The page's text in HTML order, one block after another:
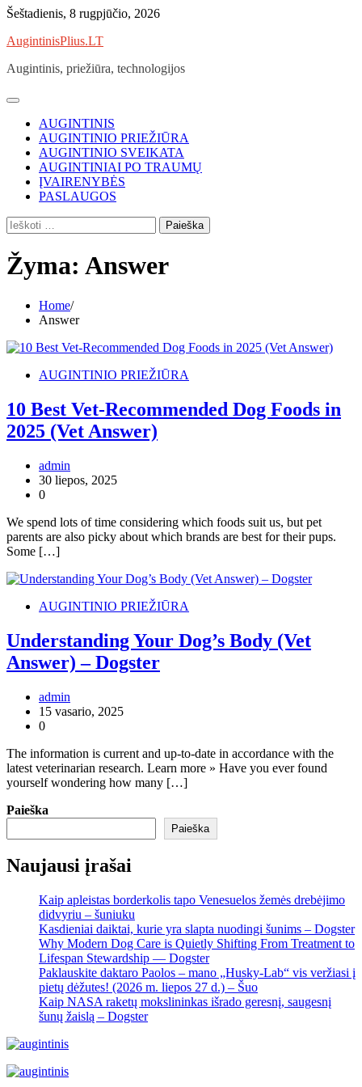
Skip
content
Šeštadienis, 8 rugpjūčio, 2026
AugintinisPlius.LT
Augintinis, priežiūra, technologijos
AUGINTINIS
AUGINTINIO PRIEŽIŪRA
AUGINTINIO SVEIKATA
AUGINTINIAI PO TRAUMŲ
ĮVAIRENYBĖS
PASLAUGOS
Ieškoti:
Žyma: Answer
Home
Answer
AUGINTINIO PRIEŽIŪRA
10 Best Vet-Recommended Dog Foods in
2025 (Vet Answer)
admin
30 liepos, 2025
0
We spend lots of time considering which foods suit us, but pet
parents are also picky about which brands are best for their pups.
Some […]
AUGINTINIO PRIEŽIŪRA
Understanding Your Dog’s Body (Vet
Answer) – Dogster
admin
15 vasario, 2025
0
The information is current and up-to-date in accordance with the
latest veterinarian research. Learn more » Have you ever found
yourself wondering how many […]
Paieška
Paieška
Naujausi įrašai
Kaip apleistas borderkolis tapo Venesuelos žemės drebėjimo
didvyriu – šuniuku
Kasdieniai daiktai, kurie yra slapta nuodingi šunims – Dogster
Why Modern Dog Care is Quietly Shifting From Treatment to
Lifespan Stewardship — Dogster
Paklauskite daktaro Paolos – mano „Husky-Lab“ vis veržiasi į
pietų dėžutes! (2026 m. liepos 27 d.) – Šuo
Kaip NASA raketų mokslininkas išrado geresnį, saugesnį
šunų žaislą – Dogster